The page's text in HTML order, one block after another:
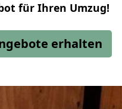
für Ihren Umzug!
erhalten